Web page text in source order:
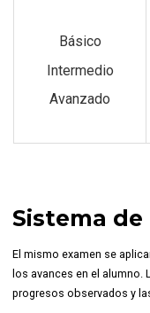
Básico
Intermedio
Avanzado
Sistema de
El mismo examen se
los avances en el
progresos observados y